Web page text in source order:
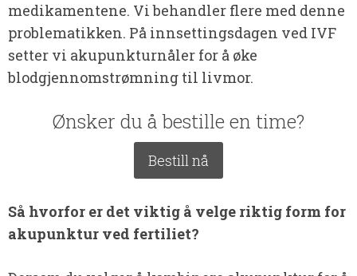
medikamentene. Vi behandler flere med denne
problematikken. På innsettingsdagen ved IVF
setter vi akupunkturnåler for å øke
blodgjennomstrømning til livmor.
Ønsker du å bestille en time?
Bestill nå
Så hvorfor er det viktig å velge riktig form for
akupunktur ved fertiliet?